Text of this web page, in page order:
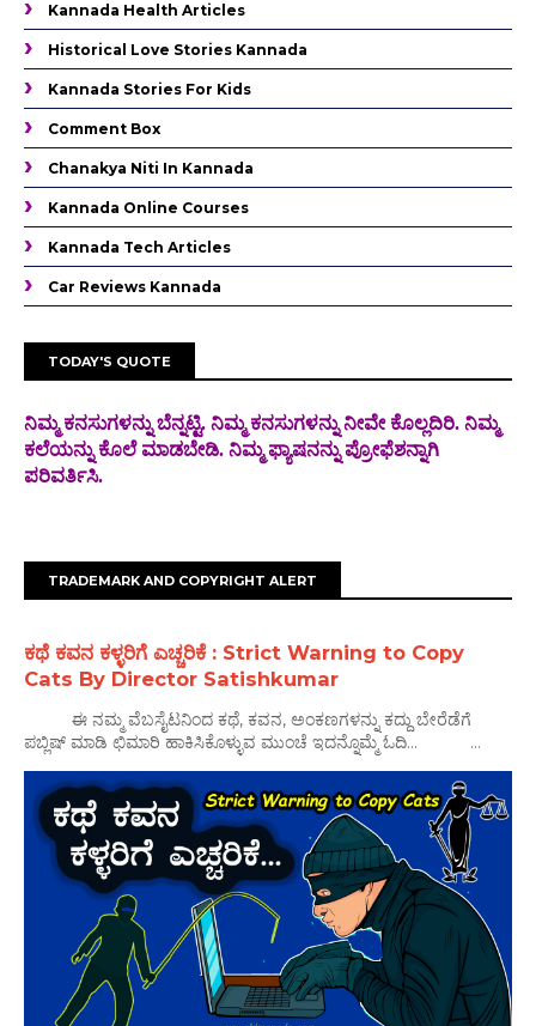
Kannada Health Articles
Historical Love Stories Kannada
Kannada Stories For Kids
Comment Box
Chanakya Niti In Kannada
Kannada Online Courses
Kannada Tech Articles
Car Reviews Kannada
TODAY'S QUOTE
ನಿಮ್ಮ ಕನಸುಗಳನ್ನು ಬೆನ್ನಟ್ಟಿ. ನಿಮ್ಮ ಕನಸುಗಳನ್ನು ನೀವೇ ಕೊಲ್ಲದಿರಿ. ನಿಮ್ಮ
ಕಲೆಯನ್ನು ಕೊಲೆ ಮಾಡಬೇಡಿ. ನಿಮ್ಮ ಫ್ಯಾಷನನ್ನು ಪ್ರೋಫೆಶನ್ನಾಗಿ
ಪರಿವರ್ತಿಸಿ.
TRADEMARK AND COPYRIGHT ALERT
ಕಥೆ ಕವನ ಕಳ್ಳರಿಗೆ ಎಚ್ಚರಿಕೆ : Strict Warning to Copy
Cats By Director Satishkumar
ಈ ನಮ್ಮ ವೆಬಸೈಟನಿಂದ ಕಥೆ, ಕವನ, ಅಂಕಣಗಳನ್ನು ಕದ್ದು ಬೇರೆಡೆಗೆ
ಪಬ್ಲಿಷ್ ಮಾಡಿ ಛಿಮಾರಿ ಹಾಕಿಸಿಕೊಳ್ಳುವ ಮುಂಚೆ ಇದನ್ನೊಮ್ಮೆ ಓದಿ... ...